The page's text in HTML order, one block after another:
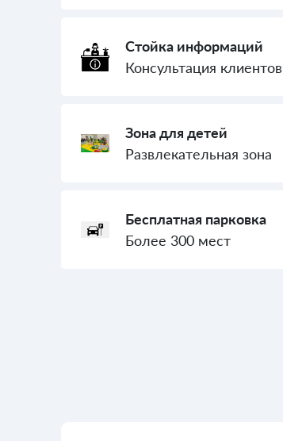
Стойка информаций
Консультация клиентов
Зона для детей
Развлекательная зона
Бесплатная парковка
Более 300 мест